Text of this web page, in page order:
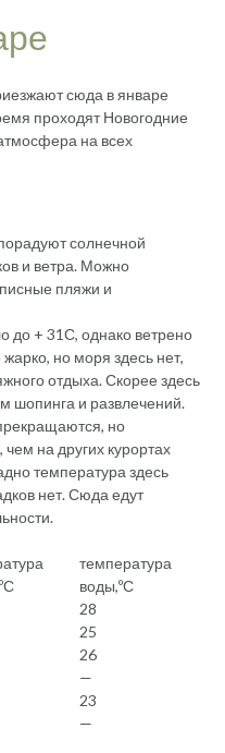
сюда в январе
проходят Новогодние
на всех
солнечной
и ветра. Можно
пляжи и
до + 31С, однако ветрено
но моря здесь нет,
отдыха. Скорее здесь
шопинга и развлечений.
но
на других курортах
температура здесь
нет. Сюда едут
температура
воды,ºС
28
25
26
—
23
—